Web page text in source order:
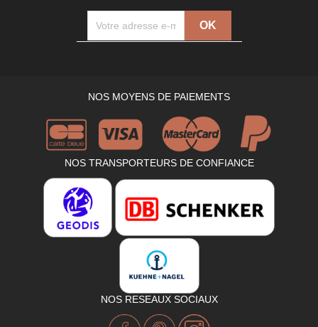
NOS MOYENS DE PAIEMENTS
NOS TRANSPORTEURS DE CONFIANCE
NOS RESEAUX SOCIAUX